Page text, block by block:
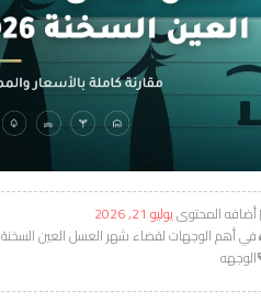
أضافه المحتوىيوليو 21, 2026
فيأهم الوجهات لقضاء شهر العسلالعين السخنة
الوجهه